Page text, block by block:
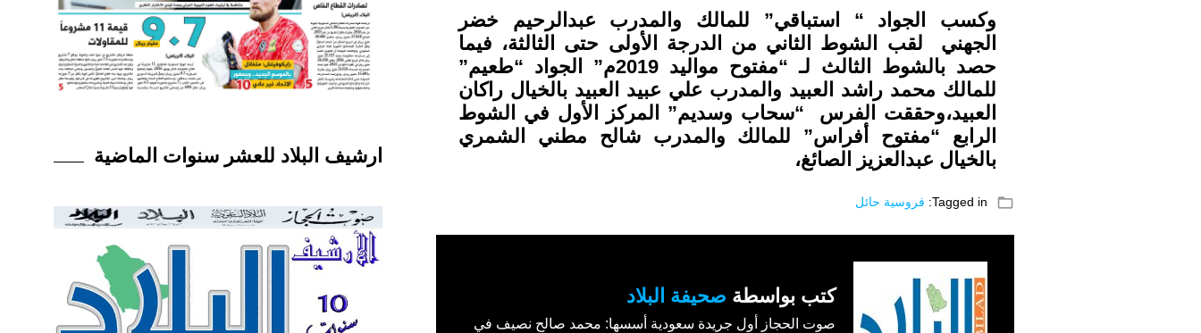
وكسب الجواد “ استباقي” للمالك والمدرب عبدالرحيم خضر
الجهني لقب الشوط الثاني من الدرجة الأولى حتى الثالثة، فيما
حصد بالشوط الثالث لـ “مفتوح مواليد 2019م” الجواد “طعيم”
للمالك محمد راشد العبيد والمدرب علي عبيد العبيد بالخيال راكان
العبيد،وحققت الفرس “سحاب وسديم” المركز الأول في الشوط
الرابع “مفتوح أفراس” للمالك والمدرب شالح مطني الشمري
بالخيال عبدالعزيز الصائغ،
folder_open
Tagged in: فروسية حائل
كتب بواسطة صحيفة البلاد
صوت الحجاز أول جريدة سعودية أسسها: محمد صالح نصيف في
ارشيف البلاد للعشر سنوات الماضية